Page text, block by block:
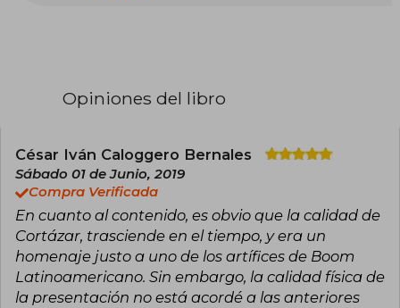
XX. Entre sus libros más emblemáticos se
múltiples idiomas y se leen en universidades y
círculos literarios de todo el mundo.
Sus historias, con frecuencia atravesadas por el
juego, el azar y lo fantástico, transformaron la
relación entre lector y texto, invitando a nuevas
formas de interpretación. Cortázar fue también
traductor, intelectual comprometido y ensayista,
y vivió gran parte de su vida en Francia, desde
donde apoyó causas sociales y políticas
latinoamericanas.
Opiniones del libro
César Iván Caloggero Bernales
Sábado 01 de Junio, 2019
Compra Verificada
En cuanto al contenido, es obvio que la calidad de
Cortázar, trasciende en el tiempo, y era un
homenaje justo a uno de los artífices de Boom
Latinoamericano. Sin embargo, la calidad física de
la presentación no está acordé a las anteriores